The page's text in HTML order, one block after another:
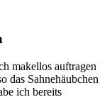
makellos auftragen
das Sahnehäubchen
ich bereits